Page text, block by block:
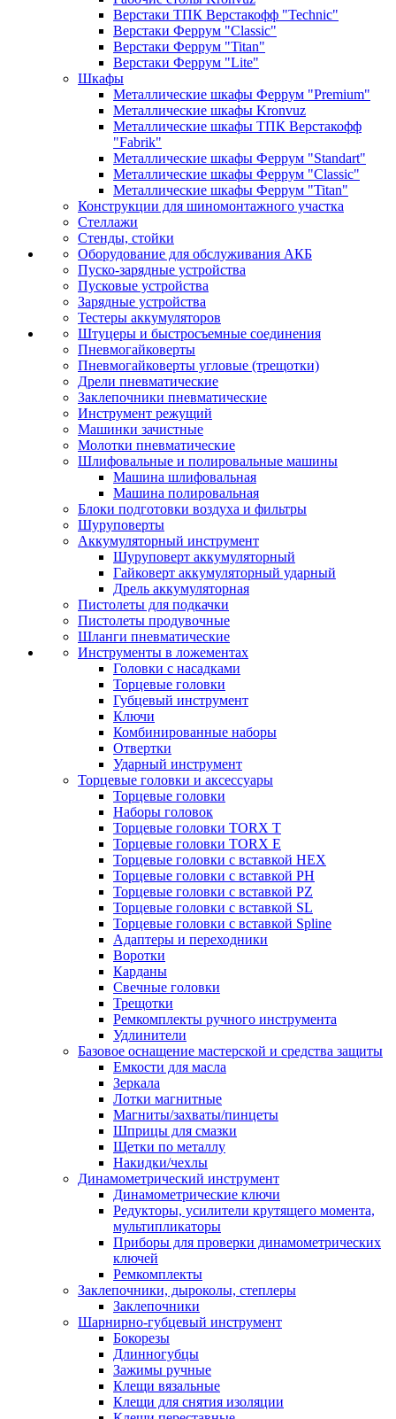
Верстаки ТПК Верстакофф "Technic"
Верстаки Феррум "Classic"
Верстаки Феррум "Titan"
Верстаки Феррум "Lite"
Шкафы
Металлические шкафы Феррум "Premium"
Металлические шкафы Kronvuz
Металлические шкафы ТПК Верстакофф
"Fabrik"
Металлические шкафы Феррум "Standart"
Металлические шкафы Феррум "Classic"
Металлические шкафы Феррум "Titan"
Конструкции для шиномонтажного участка
Стеллажи
Стенды, стойки
Оборудование для обслуживания АКБ
Пуско-зарядные устройства
Пусковые устройства
Зарядные устройства
Тестеры аккумуляторов
Штуцеры и быстросъемные соединения
Пневмогайковерты
Пневмогайковерты угловые (трещотки)
Дрели пневматические
Заклепочники пневматические
Инструмент режущий
Машинки зачистные
Молотки пневматические
Шлифовальные и полировальные машины
Машина шлифовальная
Машина полировальная
Блоки подготовки воздуха и фильтры
Шуруповерты
Аккумуляторный инструмент
Шуруповерт аккумуляторный
Гайковерт аккумуляторный ударный
Дрель аккумуляторная
Пистолеты для подкачки
Пистолеты продувочные
Шланги пневматические
Инструменты в ложементах
Головки с насадками
Торцевые головки
Губцевый инструмент
Ключи
Комбинированные наборы
Отвертки
Ударный инструмент
Торцевые головки и аксессуары
Торцевые головки
Наборы головок
Торцевые головки TORX T
Торцевые головки TORX Е
Торцевые головки с вставкой HEX
Торцевые головки с вставкой PH
Торцевые головки с вставкой PZ
Торцевые головки с вставкой SL
Торцевые головки с вставкой Spline
Адаптеры и переходники
Воротки
Карданы
Свечные головки
Трещотки
Ремкомплекты ручного инструмента
Удлинители
Базовое оснащение мастерской и средства защиты
Емкости для масла
Зеркала
Лотки магнитные
Магниты/захваты/пинцеты
Шприцы для смазки
Щетки по металлу
Накидки/чехлы
Динамометрический инструмент
Динамометрические ключи
Редукторы, усилители крутящего момента,
мультипликаторы
Приборы для проверки динамометрических
ключей
Ремкомплекты
Заклепочники, дыроколы, степлеры
Заклепочники
Шарнирно-губцевый инструмент
Бокорезы
Длинногубцы
Зажимы ручные
Клещи вязальные
Клещи для снятия изоляции